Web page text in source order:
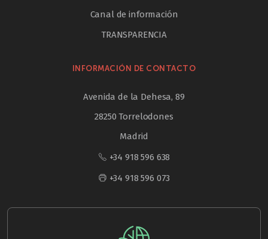
Canal de información
TRANSPARENCIA
INFORMACIÓN DE CONTACTO
Avenida de la Dehesa, 89
28250 Torrelodones
Madrid
+34 918 596 638
+34 918 596 073